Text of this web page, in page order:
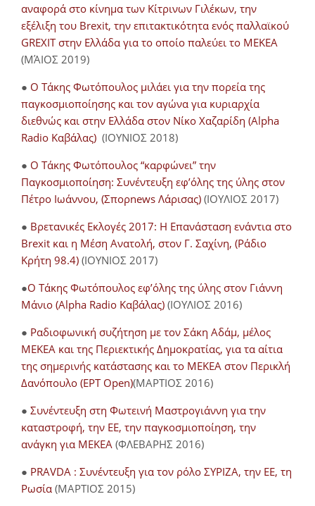
αναφορά στο κίνημα των Κίτρινων Γιλέκων, την
εξέλιξη του Brexit, την επιτακτικότητα ενός παλλαϊκού
GREXIT στην Ελλάδα για το οποίο παλεύει το ΜΕΚΕΑ
(ΜΆΙΟΣ 2019)
● Ο Τάκης Φωτόπουλος μιλάει για την πορεία της
παγκοσμιοποίησης και τον αγώνα για κυριαρχία
διεθνώς και στην Ελλάδα στον Νίκο Χαζαρίδη (Alpha
Radio Καβάλας) (ΙΟΥΝΙΟΣ 2018)
● Ο Τάκης Φωτόπουλος “καρφώνει” την
Παγκοσμιοποίηση: Συνέντευξη εφ’όλης της ύλης στον
Πέτρο Ιωάννου, (Σπορnews Λάρισας) (ΙΟΥΛΙΟΣ 2017)
● Βρετανικές Εκλογές 2017: Η Επανάσταση ενάντια στο
Brexit και η Μέση Ανατολή, στον Γ. Σαχίνη, (Ράδιο
Κρήτη 98.4) (ΙΟΥΝΙΟΣ 2017)
●O Τάκης Φωτόπουλος εφ’όλης της ύλης στον Γιάννη
Μάνιο (Alpha Radio Καβάλας) (ΙΟΥΛΙΟΣ 2016)
● Ραδιοφωνική συζήτηση με τον Σάκη Αδάμ, μέλος
ΜΕΚΕΑ και της Περιεκτικής Δημοκρατίας, για τα αίτια
της σημερινής κατάστασης και το ΜΕΚΕΑ στον Περικλή
Δανόπουλο (ΕΡΤ Open)(ΜΑΡΤΙΟΣ 2016)
● Συνέντευξη στη Φωτεινή Μαστρογιάννη για την
καταστροφή, την ΕΕ, την παγκοσμιοποίηση, την
ανάγκη για ΜΕΚΕΑ (ΦΛΕΒΑΡΗΣ 2016)
● PRAVDA : Συνέντευξη για τον ρόλο ΣΥΡΙΖΑ, την ΕΕ, τη
Ρωσία (ΜΑΡΤΙΟΣ 2015)